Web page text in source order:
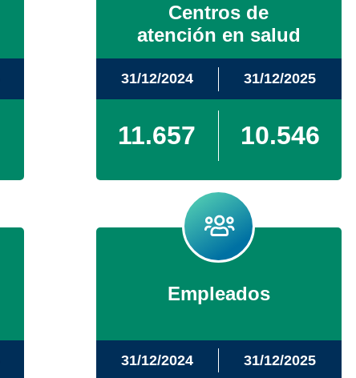
Centros de
atención en salud
31/12/2024 31/12/2025
11.657 10.546
Empleados
31/12/2024 31/12/2025